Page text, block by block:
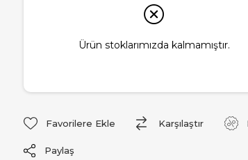
Ürün stoklarımızda kalmamıştır.
Favorilere Ekle Karşılaştır
Paylaş